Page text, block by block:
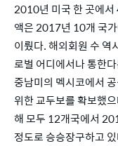
2010년 미국 한 곳에서
액은 2017년 10개 국
이뤘다. 해외회원 수 역
로벌 어디에서나 통한
중남미의 멕시코에서
위한 교두보를 확보했
해 모두 12개국에서
정도로 승승장구하고